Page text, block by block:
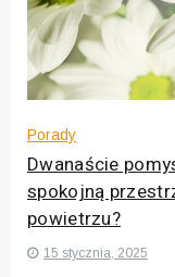
Porady
Dwanaście
spokojną
powietrzu?
15 stycznia, 2025